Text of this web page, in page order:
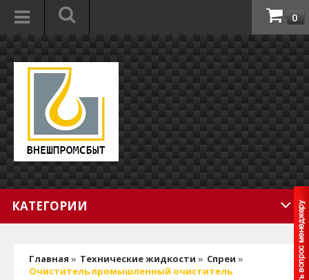
0
КАТЕГОРИИ
Главная » Технические жидкости » Спреи »
Очиститель промышленный очиститель